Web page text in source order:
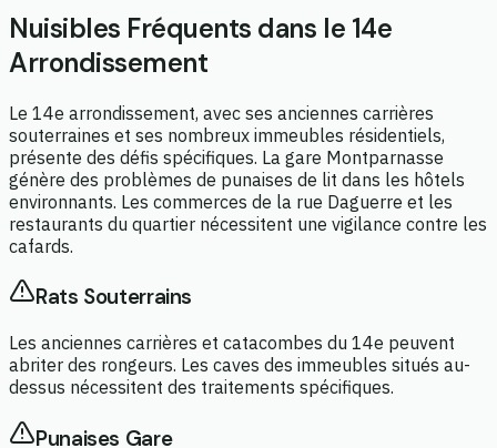
Nuisibles Fréquents dans le 14e
Arrondissement
Le 14e arrondissement, avec ses anciennes carrières
souterraines et ses nombreux immeubles résidentiels,
présente des défis spécifiques. La gare Montparnasse
génère des problèmes de punaises de lit dans les hôtels
environnants. Les commerces de la rue Daguerre et les
restaurants du quartier nécessitent une vigilance contre les
cafards.
Rats Souterrains
Les anciennes carrières et catacombes du 14e peuvent
abriter des rongeurs. Les caves des immeubles situés au-
dessus nécessitent des traitements spécifiques.
Punaises Gare